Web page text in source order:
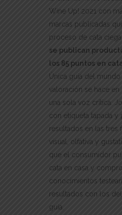
Wine Up! 2021 con
marcas publicadas
proceso de cata
se publican
los 85 puntos en
Única guía del mundo
valoración se hace
una sola voz crítica.
con etiqueta tapada y
resultados en las tres
visual, olfativa y
que el consumidor
cata en casa y
conocimientos
resultados con los
guía.